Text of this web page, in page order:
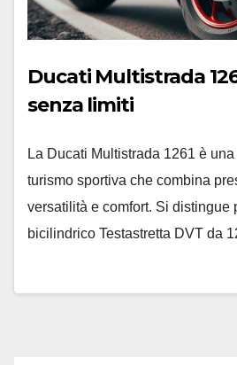
Ducati Multistrada
senza limiti
La Ducati Multistrada 1261 è
turismo sportiva che combina
versatilità e comfort. Si distingue
bicilindrico Testastretta DVT da